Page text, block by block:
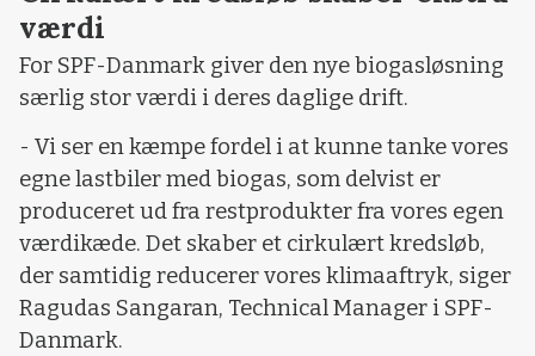
værdi
For SPF-Danmark giver den nye biogasløsning
særlig stor værdi i deres daglige drift.
- Vi ser en kæmpe fordel i at kunne tanke vores
egne lastbiler med biogas, som delvist er
produceret ud fra restprodukter fra vores egen
værdikæde. Det skaber et cirkulært kredsløb,
der samtidig reducerer vores klimaaftryk, siger
Ragudas Sangaran, Technical Manager i SPF-
Danmark.